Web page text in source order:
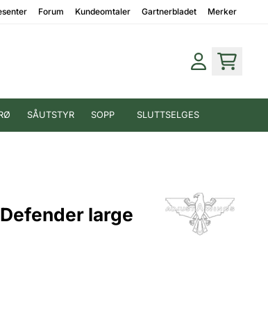
Forum Kundeomtaler Gartnerbladet Merker
SÅUTSTYR SOPP SLUTTSELGES
large